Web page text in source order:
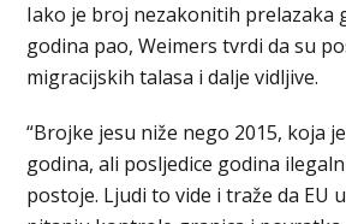
Iako je broj nezakonitih prelazaka
godina pao, Weimers tvrdi da su
migracijskih talasa i dalje vidljive.
“Brojke jesu niže nego 2015, koja
godina, ali posljedice godina
postoje. Ljudi to vide i traže da EU